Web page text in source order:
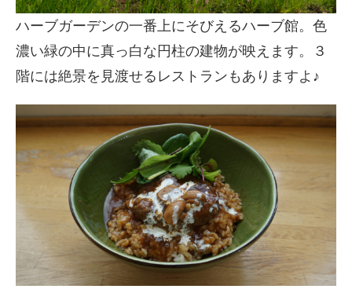
ハーブガーデンの一番上にそびえるハーブ館。色
濃い緑の中に真っ白な円柱の建物が映えます。３
階には絶景を見渡せるレストランもありますよ♪